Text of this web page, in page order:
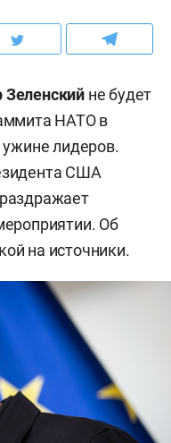
не будет
НАТО в
ужине лидеров.
США
Об
на источники.